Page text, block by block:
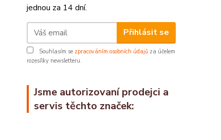
jednou za 14 dní.
Přihlásit se
Souhlasím se zpracováním osobních údajů za účelem
rozesílky newsletteru.
Jsme autorizovaní prodejci a
servis těchto značek: